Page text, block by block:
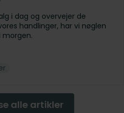
i dag og overvejer de
handlinger, har vi nøglen
morgen.
alle artikler